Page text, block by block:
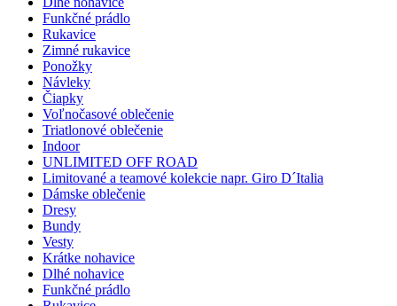
Funkčné prádlo
Rukavice
Zimné rukavice
Ponožky
Návleky
Čiapky
Voľnočasové oblečenie
Triatlonové oblečenie
Indoor
UNLIMITED OFF ROAD
Limitované a teamové kolekcie napr. Giro D´Italia
Dámske oblečenie
Dresy
Bundy
Vesty
Krátke nohavice
Dlhé nohavice
Funkčné prádlo